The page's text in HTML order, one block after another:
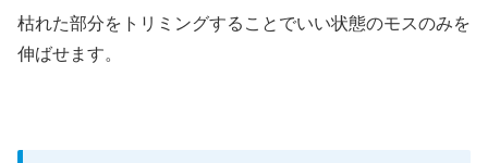
枯れた部分をトリミングすることでいい状態のモスのみを
伸ばせます。